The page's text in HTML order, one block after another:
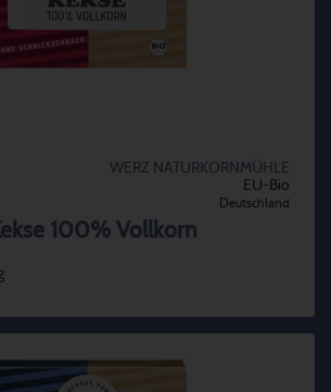
WERZ NATURKORNMÜHLE
EU-Bio
Deutschland
100% Vollkorn